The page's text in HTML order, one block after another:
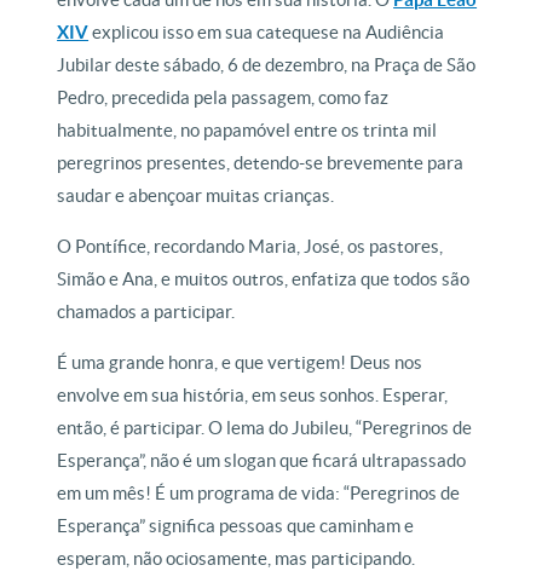
XIVexplicou isso em sua catequese na Audiência
Jubilar deste sábado, 6 de dezembro, na Praça de São
Pedro, precedida pela passagem, como faz
habitualmente, no papamóvel entre os trinta mil
peregrinos presentes, detendo-se brevemente para
saudar e abençoar muitas crianças.
O Pontífice, recordando Maria, José, os pastores,
Simão e Ana, e muitos outros, enfatiza que todos são
chamados a participar.
É uma grande honra, e que vertigem! Deus nos
envolve em sua história, em seus sonhos. Esperar,
então, é participar. O lema do Jubileu, “Peregrinos de
Esperança”, não é um slogan que ficará ultrapassado
em um mês! É um programa de vida: “Peregrinos de
Esperança” significa pessoas que caminham e
esperam, não ociosamente, mas participando.